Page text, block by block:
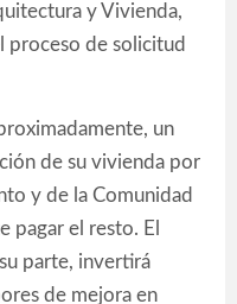
y Vivienda,
proceso de solicitud
un
de su vivienda por
y de la Comunidad
pagar el resto. El
parte, invertirá
de mejora en